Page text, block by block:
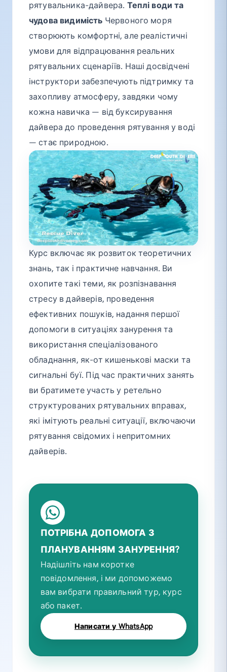
рятувальника-дайвера. Теплі води та
чудова видимість Червоного моря
створюють комфортні, але реалістичні
умови для відпрацювання реальних
рятувальних сценаріїв. Наші досвідчені
інструктори забезпечують підтримку та
захопливу атмосферу, завдяки чому
кожна навичка — від буксирування
дайвера до проведення рятування у воді
— стає природною.
Курс включає як розвиток теоретичних
знань, так і практичне навчання. Ви
охопите такі теми, як розпізнавання
стресу в дайверів, проведення
ефективних пошуків, надання першої
допомоги в ситуаціях занурення та
використання спеціалізованого
обладнання, як-от кишенькові маски та
сигнальні буї. Під час практичних занять
ви братимете участь у ретельно
структурованих рятувальних вправах,
які імітують реальні ситуації, включаючи
рятування свідомих і непритомних
дайверів.
ПОТРІБНА ДОПОМОГА З
ПЛАНУВАННЯМ ЗАНУРЕННЯ?
Надішліть нам коротке
повідомлення, і ми допоможемо
вам вибрати правильний тур, курс
або пакет.
Написати у WhatsApp